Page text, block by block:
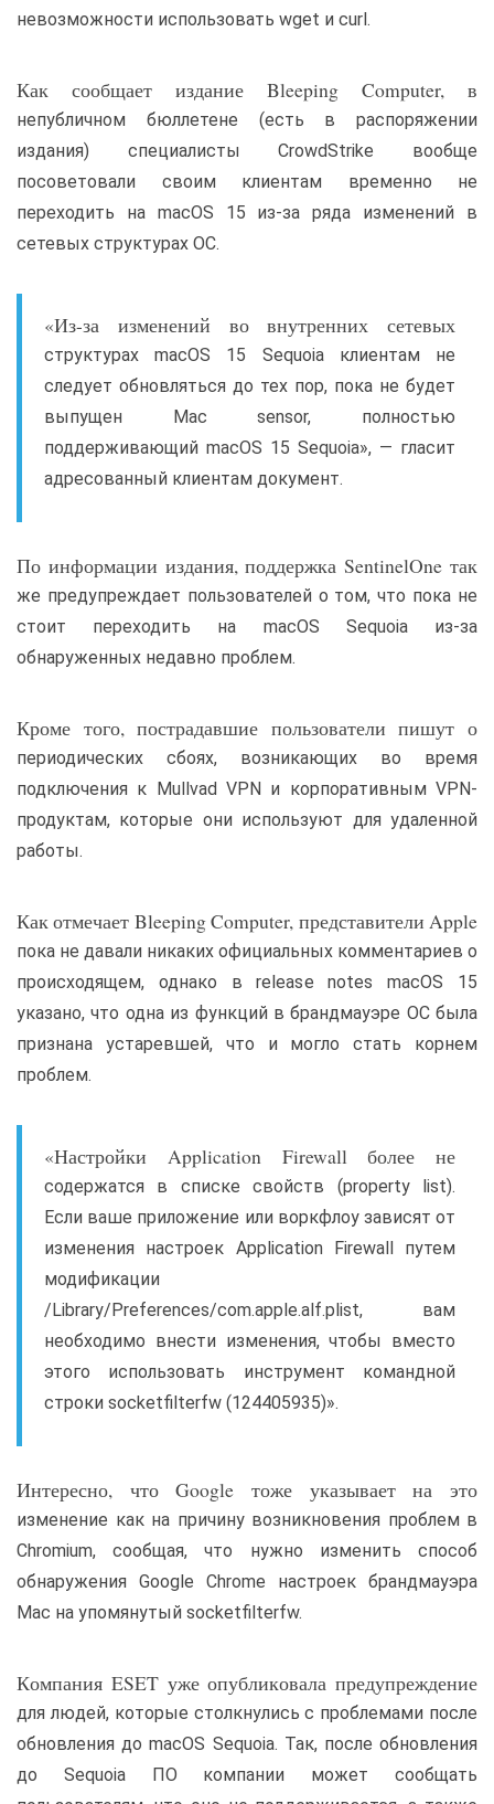
невозможности использовать wget и curl.
Как сообщает издание Bleeping Computer, в
непубличном бюллетене (есть в распоряжении
издания) специалисты CrowdStrike вообще
посоветовали своим клиентам временно не
переходить на macOS 15 из-за ряда изменений в
сетевых структурах ОС.
«Из-за изменений во внутренних сетевых
структурах macOS 15 Sequoia клиентам не
следует обновляться до тех пор, пока не будет
выпущен Mac sensor, полностью
поддерживающий macOS 15 Sequoia», — гласит
адресованный клиентам документ.
По информации издания, поддержка SentinelOne так
же предупреждает пользователей о том, что пока не
стоит переходить на macOS Sequoia из-за
обнаруженных недавно проблем.
Кроме того, пострадавшие пользователи пишут о
периодических сбоях, возникающих во время
подключения к Mullvad VPN и корпоративным VPN-
продуктам, которые они используют для удаленной
работы.
Как отмечает Bleeping Computer, представители Apple
пока не давали никаких официальных комментариев о
происходящем, однако в release notes macOS 15
указано, что одна из функций в брандмауэре ОС была
признана устаревшей, что и могло стать корнем
проблем.
«Настройки Application Firewall более не
содержатся в списке свойств (property list).
Если ваше приложение или воркфлоу зависят от
изменения настроек Application Firewall путем
модификации
/Library/Preferences/com.apple.alf.plist, вам
необходимо внести изменения, чтобы вместо
этого использовать инструмент командной
строки socketfilterfw (124405935)».
Интересно, что Google тоже указывает на это
изменение как на причину возникновения проблем в
Chromium, сообщая, что нужно изменить способ
обнаружения Google Chrome настроек брандмауэра
Mac на упомянутый socketfilterfw.
Компания ESET уже опубликовала предупреждение
для людей, которые столкнулись с проблемами после
обновления до macOS Sequoia. Так, после обновления
до Sequoia ПО компании может сообщать